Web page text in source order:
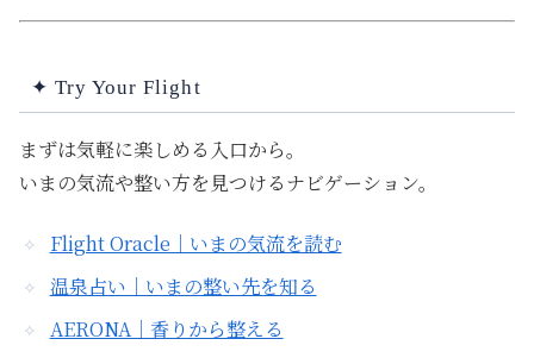
✦ Try Your Flight
まずは気軽に楽しめる入口から。
いまの気流や整い方を見つけるナビゲーション。
Flight Oracle｜いまの気流を読む
温泉占い｜いまの整い先を知る
AERONA｜香りから整える